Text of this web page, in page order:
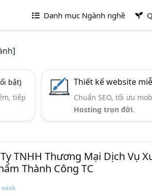
Danh mục Ngành nghề
bật)
tiếp
Thiết kế website
Chuẩn SEO, tối ưu
Hosting trọn đời.
TNHH Thương Mại Dịch Vụ
Thành Công TC
minh